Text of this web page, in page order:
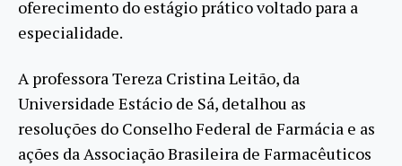
oferecimento do estágio prático voltado para a
especialidade.
A professora Tereza Cristina Leitão, da
Universidade Estácio de Sá, detalhou as
resoluções do Conselho Federal de Farmácia e as
ações da Associação Brasileira de Farmacêuticos